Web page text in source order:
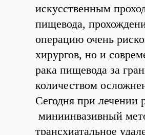
искусственным
пищевода,
операцию очень
хирургов, но и
рака пищевода за
количеством
Сегодня при лечении
миниинвазивный
трансхиатальное